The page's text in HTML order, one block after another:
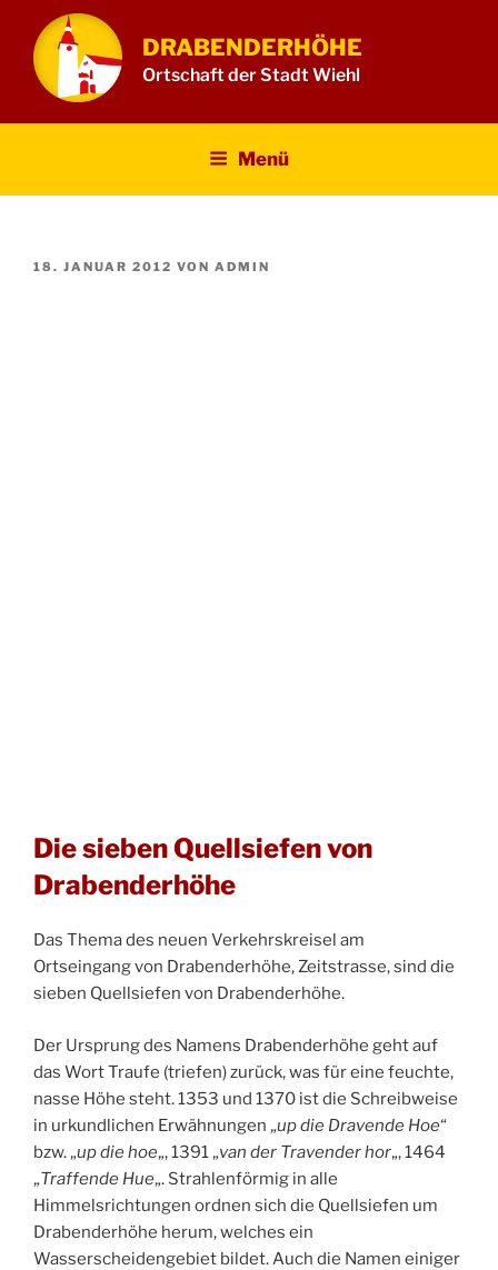
Inhalt
springen
DRABENDERHÖHE
Ortschaft der Stadt Wiehl
Menü
VERÖFFENTLICHT
18. JANUAR 2012 VON ADMIN
Die sieben Quellsiefen von
Drabenderhöhe
Das Thema des neuen Verkehrskreisel am
Ortseingang von Drabenderhöhe, Zeitstrasse, sind die
sieben Quellsiefen von Drabenderhöhe.
Der Ursprung des Namens Drabenderhöhe geht auf
das Wort Traufe (triefen) zurück, was für eine feuchte,
nasse Höhe steht. 1353 und 1370 ist die Schreibweise
in urkundlichen Erwähnungen „up die Dravende Hoe“
bzw. „up die hoe„, 1391 „van der Travender hor„, 1464
„Traffende Hue„. Strahlenförmig in alle
Himmelsrichtungen ordnen sich die Quellsiefen um
Drabenderhöhe herum, welches ein
Wasserscheidengebiet bildet. Auch die Namen einiger